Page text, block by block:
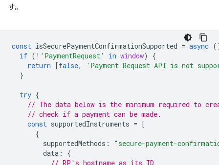
す。
const isSecurePaymentConfirmationSupported = async
if ( ! 'PaymentRequest' in window)
{
return
[false,
'Payment Request API is not
}
try {
// The data below is the minimum required to
// check if a payment can be made.
const supportedInstruments =
[
{
supportedMethods :
"secure-payment-
data :
{
// RP's hostname as its ID